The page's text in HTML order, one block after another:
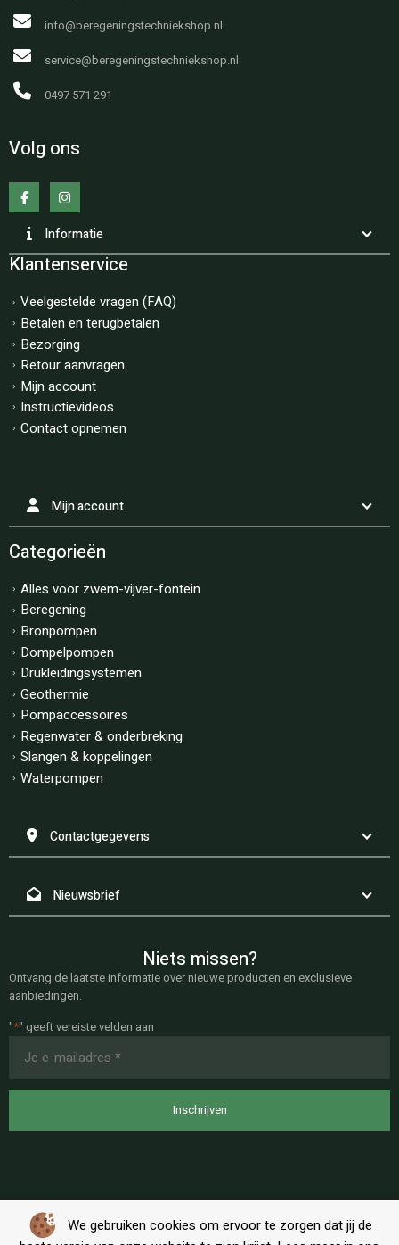
We gebruiken cookies om ervoor te zorgen dat jij de
info@beregeningstechniekshop.nl
service@beregeningstechniekshop.nl
0497 571 291
Volg ons
Informatie
Klantenservice
Veelgestelde vragen (FAQ)
Betalen en terugbetalen
Bezorging
Retour aanvragen
Mijn account
Instructievideos
Contact opnemen
Mijn account
Categorieën
Alles voor zwem-vijver-fontein
Beregening
Bronpompen
Dompelpompen
Drukleidingsystemen
Geothermie
Pompaccessoires
Regenwater & onderbreking
Slangen & koppelingen
Waterpompen
Contactgegevens
Nieuwsbrief
Niets missen?
Ontvang de laatste informatie over nieuwe producten en exclusieve
aanbiedingen.
"*" geeft vereiste velden aan
mailadres
*